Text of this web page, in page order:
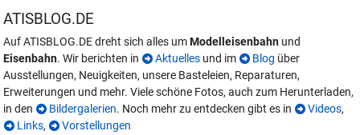
ATISBLOG.DE
Auf ATISBLOG.DE dreht sich alles umModelleisenbahn und
Eisenbahn. Wir berichten in Aktuelles und im Blog über
Ausstellungen, Neuigkeiten, unsere Basteleien, Reparaturen,
Erweiterungen und mehr. Viele schöne Fotos, auch zum Herunterladen,
in den
Bildergalerien. Noch mehr zu entdecken gibt es in Videos,
Links,
Vorstellungen